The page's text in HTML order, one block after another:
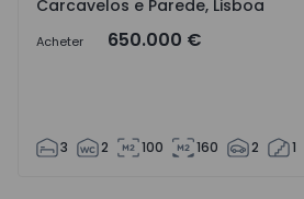
Carcavelos e Parede, Lisboa
Acheter 650.000 €
3 2 100 160 2 1